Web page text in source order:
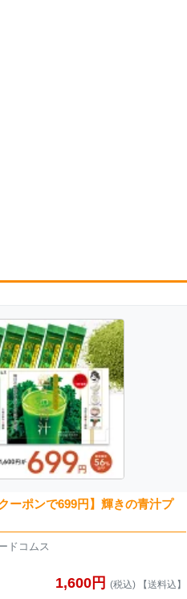
ーポンで699円】輝きの青汁プ
ドコムス
1,600円 (税込) 【送料込】